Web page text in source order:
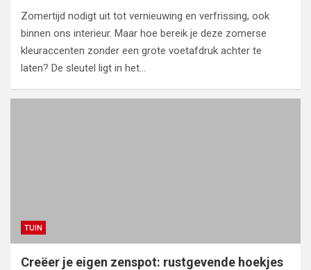
Zomertijd nodigt uit tot vernieuwing en verfrissing, ook
binnen ons interieur. Maar hoe bereik je deze zomerse
kleuraccenten zonder een grote voetafdruk achter te
laten? De sleutel ligt in het…
TUIN
Creëer je eigen zenspot: rustgevende hoekjes